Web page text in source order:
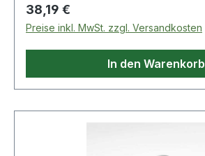
Regulärer Preis:
38,19 €
Preise inkl. MwSt. zzgl. Versandkosten
In den Warenkorb